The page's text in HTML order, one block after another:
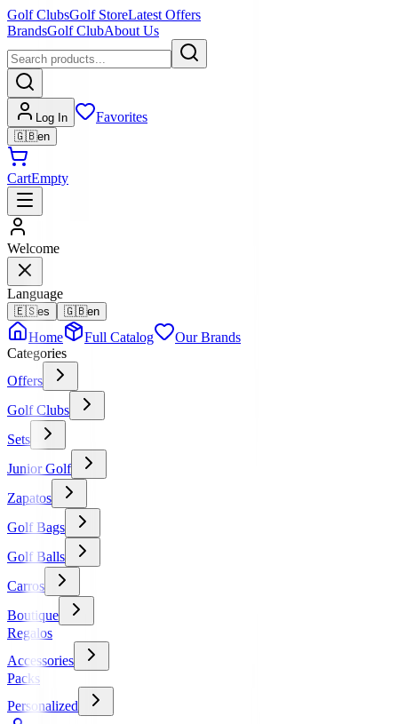
Golf ClubsGolf StoreLatest Offers
BrandsGolf ClubAbout Us
Log In Favorites
🇬🇧en
CartEmpty
Welcome
Language
🇪🇸es 🇬🇧en
Home Full Catalog
Our Brands
Categories
Offers
Golf Clubs
Sets
Junior Golf
Zapatos
Golf Bags
Golf Balls
Carros
Boutique
Regalos
Accessories
Packs
Personalized